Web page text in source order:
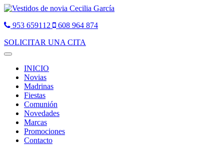
953 659112
608 964 874
SOLICITAR UNA CITA
Toggle
navigationINICIO
Novias
Madrinas
Fiestas
Comunión
Novedades
Marcas
Promociones
Contacto